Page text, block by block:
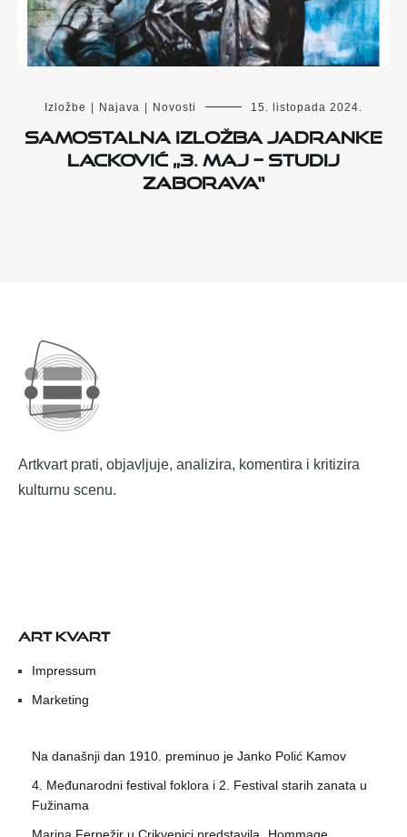
Izložbe Najava Novosti 15. listopada 2024.
Samostalna izložba Jadranke
Lacković „3. Maj – studij
zaborava“
Artkvart prati, objavljuje, analizira, komentira i kritizira
kulturnu scenu.
ART KVART
Impressum
Marketing
Na današnji dan 1910. preminuo je Janko Polić Kamov
4. Međunarodni festival foklora i 2. Festival starih zanata u
Fužinama